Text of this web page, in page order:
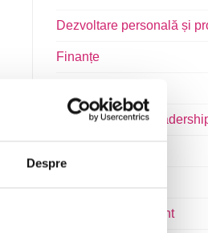
Despre
Dezvoltare personală și
Finanțe
Management și
Project Management